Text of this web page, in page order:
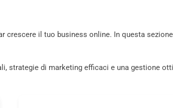
il tuo business online. In questa
strategie di marketing efficaci e una gestione